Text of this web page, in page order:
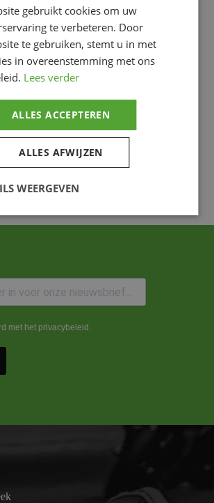
0.128 kg
1105910
BERINGER
met het privacybeleid.
gebruikt cookies om uw
te verbeteren. Door
te gebruiken, stemt u in met
in overeenstemming met ons
Lees verder
ALLES ACCEPTEREN
ALLES AFWIJZEN
WEERGEVEN